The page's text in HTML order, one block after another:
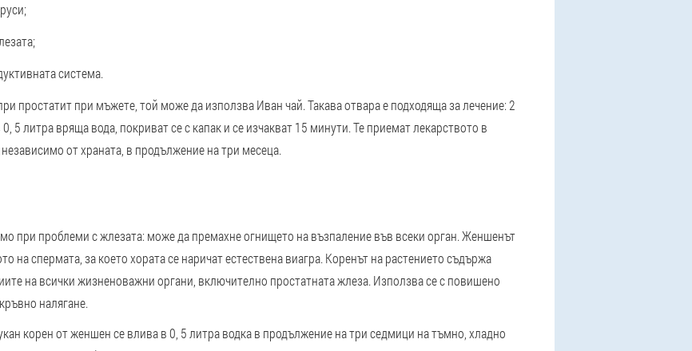
система.
простатит при мъжете, той може да използва Иван чай. Такава отвара е подходяща за лечение: 2
5 литра вряща вода, покриват се с капак и се изчакват 15 минути. Те приемат лекарството в
от храната, в продължение на три месеца.
при проблеми с жлезата: може да премахне огнището на възпаление във всеки орган. Женшенът
на спермата, за което хората се наричат ​​естествена виагра. Коренът на растението съдържа
на всички жизненоважни органи, включително простатната жлеза. Използва се с повишено
налягане.
корен от женшен се влива в 0, 5 литра водка в продължение на три седмици на тъмно, хладно